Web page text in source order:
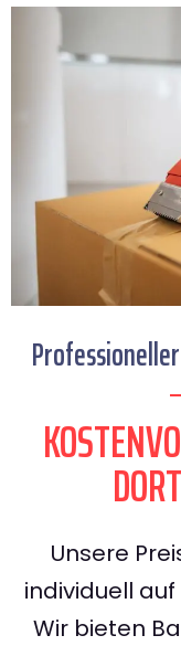
Unsere
individuell
Wir bieten